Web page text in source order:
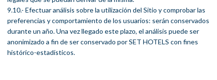
9.10.- Efectuar análisis sobre la utilización del Sitio y comprobar las
preferencias y comportamiento de los usuarios: serán conservados
durante un año. Una vez llegado este plazo, el análisis puede ser
anonimizado a fin de ser conservado por SET HOTELS con fines
histórico-estadísticos.